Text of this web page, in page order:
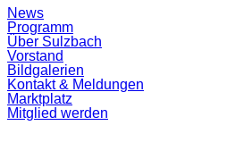
Suchfeld
ein-/ausblenden
News
Programm
Über Sulzbach
Vorstand
Bildgalerien
Kontakt & Meldungen
Marktplatz
Mitglied werden